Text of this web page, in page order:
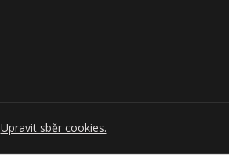
Upravit sběr cookies.